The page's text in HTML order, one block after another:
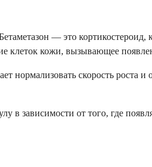
— это
клеток кожи, вызывающее
нормализовать скорость
от того, где